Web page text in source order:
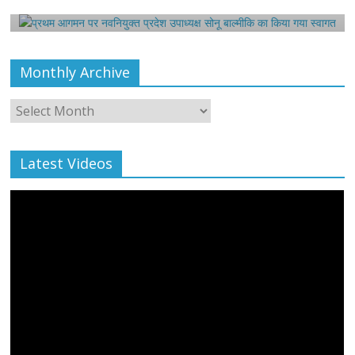
Monthly Archive
Monthly
Archive
Latest Videos